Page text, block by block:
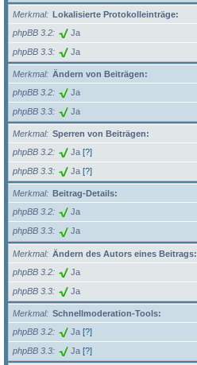
Merkmal
Lokalisierte Protokolleinträge:
phpBB 3.2
Ja
phpBB 3.3 Ja
Merkmal
Ändern von Beiträgen:
phpBB 3.2
Ja
phpBB 3.3 Ja
Merkmal
Sperren von Beiträgen:
phpBB 3.2
Ja [?]
phpBB 3.3 Ja [?]
Merkmal
Beitrag-Details:
phpBB 3.2
Ja
phpBB 3.3 Ja
Merkmal
Ändern des Autors eines Beitrags:
phpBB 3.2
Ja
phpBB 3.3 Ja
Merkmal
Schnellmoderation-Tools:
phpBB 3.2
Ja [?]
phpBB 3.3 Ja [?]